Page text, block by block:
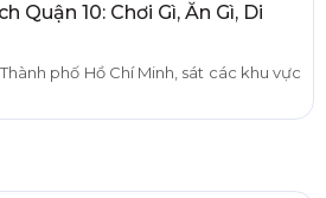
Quận 10: Chơi Gì, Ăn Gì, Di
phố Hồ Chí Minh, sát các khu vực